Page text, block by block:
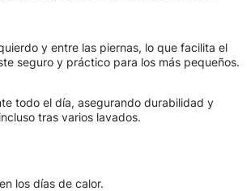
y entre las piernas, lo que facilita el
seguro y práctico para los más pequeños.
todo el día, asegurando durabilidad y
tras varios lavados.
los días de calor.